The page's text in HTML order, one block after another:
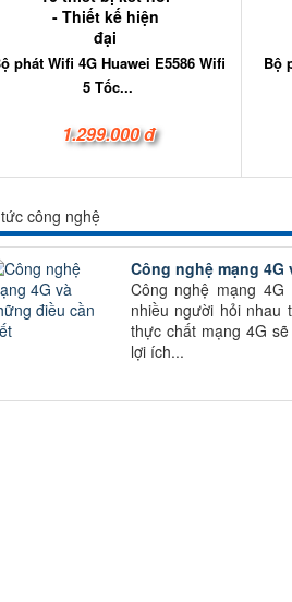
phát Wifi 4G Huawei E5586 Wifi
5 Tốc...
1.299.000 đ
Bộ
công nghệ
Công nghệ mạng
Công nghệ mạng
nhiều người hỏi nhau
thực chất mạng 4G
lợi ích...